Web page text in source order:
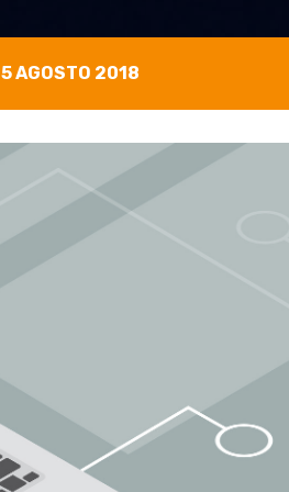
AGOSTO 2018